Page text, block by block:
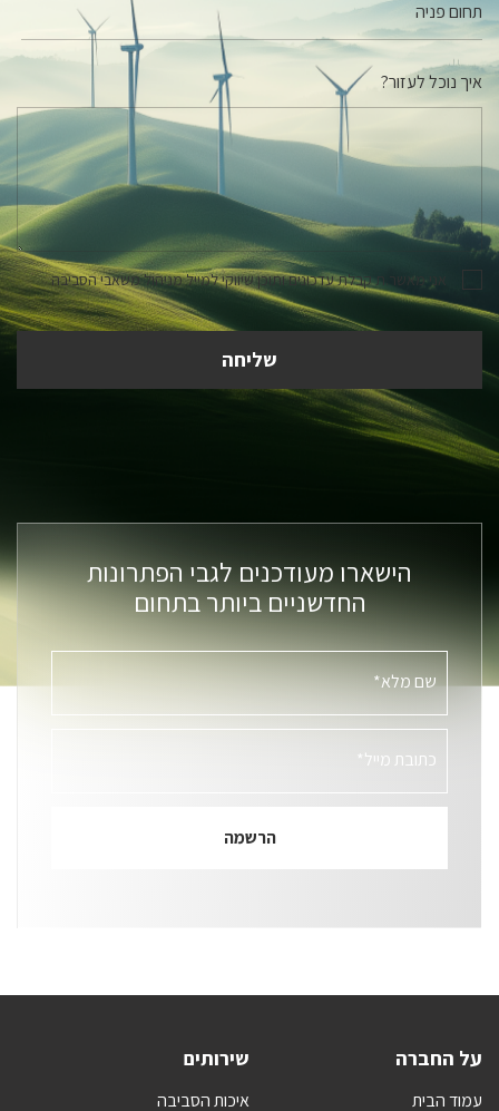
איך נוכל לעזור?
אני מאשר.ת קבלת עדכונים ותוכן שיווקי למייל מניהול משאבי הסביבה
הישארו מעודכנים לגבי הפתרונות
החדשניים ביותר בתחום
שם מלא*
כתובת מייל*
על החברה
עמוד הבית
שירותים
איכות הסביבה